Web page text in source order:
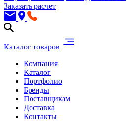
Заказать расчет
Каталог товаров
Компания
Каталог
Портфолио
Бренды
Поставщикам
Доставка
Контакты